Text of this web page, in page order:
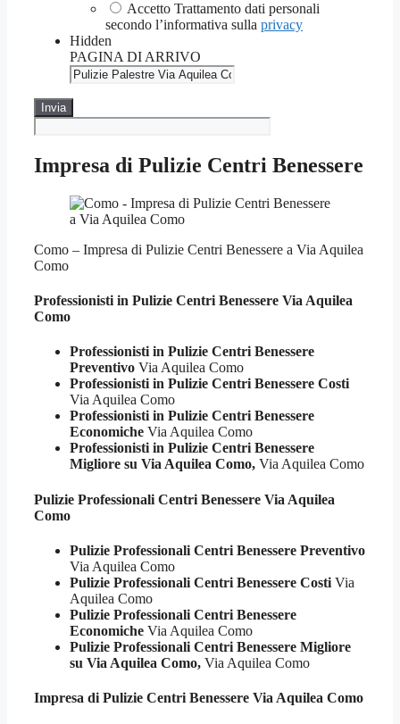
Accetto Trattamento dati personali
secondo l’informativa sulla privacy
Hidden
PAGINA DI ARRIVO
Impresa di Pulizie Centri Benessere
Como – Impresa di Pulizie Centri Benessere a Via Aquilea
Como
Professionisti in Pulizie Centri Benessere Via Aquilea
Como
Professionisti in Pulizie Centri Benessere
Preventivo Via Aquilea Como
Professionisti in Pulizie Centri Benessere Costi
Via Aquilea Como
Professionisti in Pulizie Centri Benessere
Economiche Via Aquilea Como
Professionisti in Pulizie Centri Benessere
Migliore su Via Aquilea Como, Via Aquilea Como
Pulizie Professionali Centri Benessere Via Aquilea
Como
Pulizie Professionali Centri Benessere Preventivo
Via Aquilea Como
Pulizie Professionali Centri Benessere Costi Via
Aquilea Como
Pulizie Professionali Centri Benessere
Economiche Via Aquilea Como
Pulizie Professionali Centri Benessere Migliore
su Via Aquilea Como, Via Aquilea Como
Impresa di Pulizie Centri Benessere Via Aquilea Como